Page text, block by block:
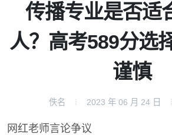
传播专业是否适
人？高考589分选
谨慎
佚名 2023 年 06 月 24 日
网红老师言论争议